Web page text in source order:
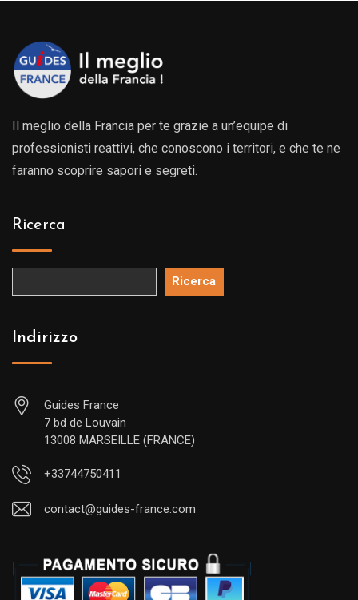
Il meglio della Francia per te grazie a un’equipe di
professionisti reattivi, che conoscono i territori, e che te ne
faranno scoprire sapori e segreti.
Ricerca
Ricerca
Indirizzo
Guides France
7 bd de Louvain
13008 MARSEILLE (FRANCE)
+33744750411
contact@guides-france.com